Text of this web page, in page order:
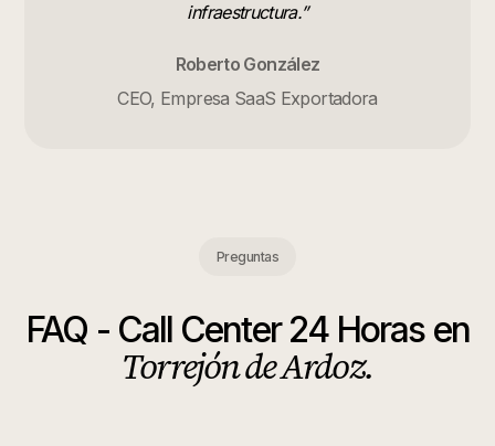
infraestructura.”
Roberto González
CEO, Empresa SaaS Exportadora
Preguntas
FAQ - Call Center 24 Horasen
Torrejón de Ardoz.